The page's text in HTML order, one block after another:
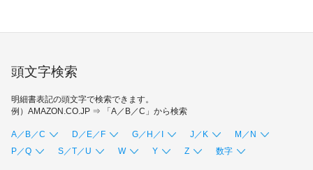
法人のお客様
加盟店のお客様
企業サイト
頭文字検索
明細書表記の頭文字で検索できます。
例）AMAZON.CO.JP ⇒ 「A／B／C」から検索
A／B／C D／E／F G／H／I J／K
M／N
P／Q
S／T／U W Y Z 数字